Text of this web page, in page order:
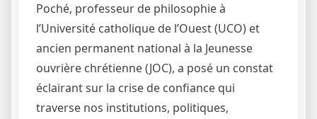
Poché, professeur de philosophie à
l’Université catholique de l’Ouest (UCO) et
ancien permanent national à la Jeunesse
ouvrière chrétienne (JOC), a posé un constat
éclairant sur la crise de confiance qui
traverse nos institutions, politiques,